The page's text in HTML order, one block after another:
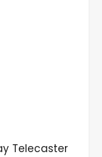
Telecaster